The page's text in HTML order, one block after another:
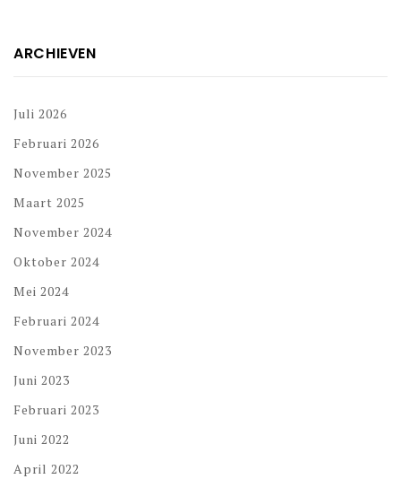
ARCHIEVEN
Juli 2026
Februari 2026
November 2025
Maart 2025
November 2024
Oktober 2024
Mei 2024
Februari 2024
November 2023
Juni 2023
Februari 2023
Juni 2022
April 2022